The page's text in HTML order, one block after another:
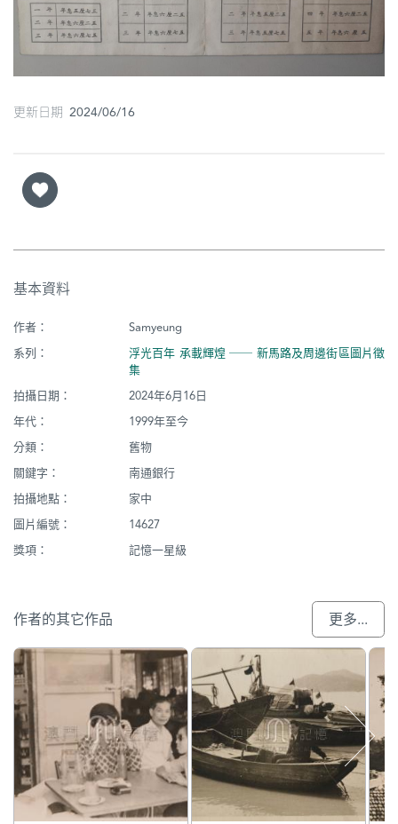
街
市
更新日期 2024/06/16
基本資料
作者：
Samyeung
系列：
浮光百年 承載輝煌 ── 新馬路及周邊街區圖片徵
集
拍攝日期：
2024年6月16日
年代：
1999年至今
分類：
舊物
關鍵字：
南通銀行
拍攝地點：
家中
圖片編號：
14627
獎項：
記憶一星級
作者的其它作品 更多...